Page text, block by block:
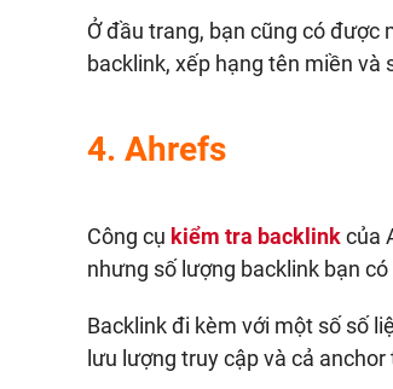
Ở đầu trang, bạn cũng có
backlink, xếp hạng tên miền
4. Ahrefs
Công cụ kiểm tra backlinkcủa
nhưng số lượng backlink bạn
Backlink đi kèm với một số số
lưu lượng truy cập và cả anchor